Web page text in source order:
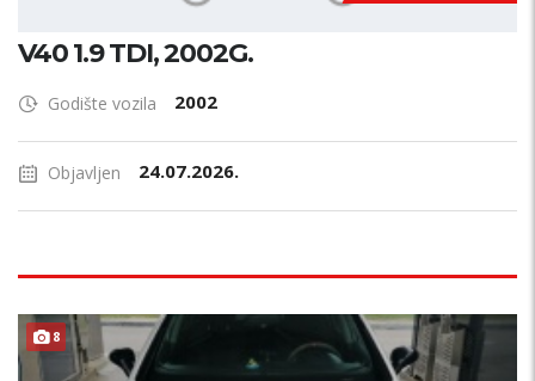
V40 1.9 TDI, 2002G.
Godište vozila 2002
Objavljen 24.07.2026.
8